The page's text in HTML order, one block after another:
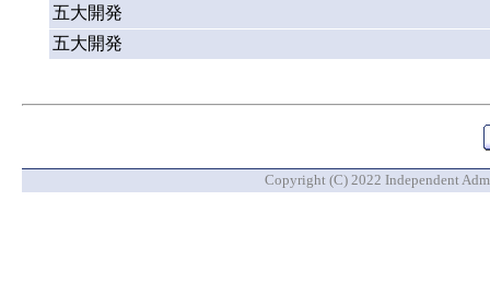
五大開発
五大開発
Copyright (C) 2022 Independent